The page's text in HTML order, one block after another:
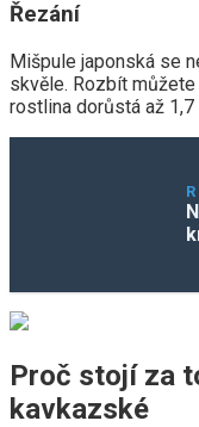
Řezání
Mišpule japonská se
skvěle. Rozbít
rostlina dorůstá až 1,7
Proč stojí za
kavkazské